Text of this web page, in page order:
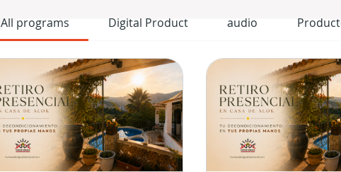
All programs Digital Product audio